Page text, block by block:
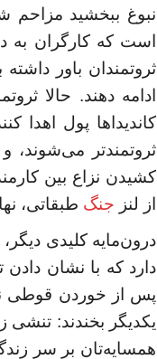
نبوغ ببخشید
است که کارگران به
ثروتمندان باور
ادامه دهند. حالا
کاندیداها پول اهدا
ثروتمندتر می‌شوند،
کشیدن نزاع بین
از لنز جنگ طبقاتی،
درون‌مایه کلیدی
دارد که با نشان
پس از خوردن قوطی
یکدیگر بخندند:
همسایه‌تان بر سر